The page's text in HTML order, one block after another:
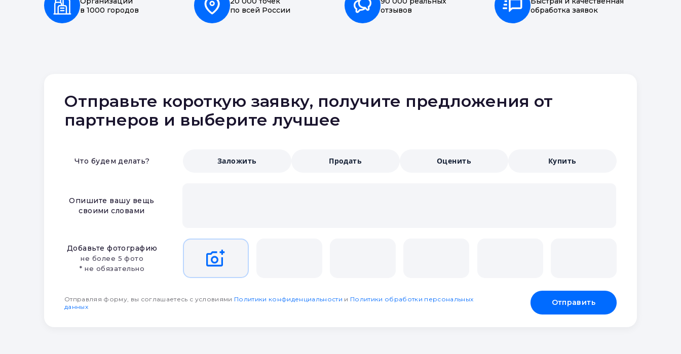
в 1000 городов
по всей России
отзывов
обработка заявок
Отправьте короткую заявку, получите предложения от
партнеров и выберите лучшее
Что будем делать? Заложить Продать Оценить Купить
Опишите вашу вещь
своими словами
Добавьте фотографию
не более 5 фото
* не обязательно
Отправляя форму, вы соглашаетесь с условиями Политики конфиденциальности и Политики обработки персональных
данных
Отправить